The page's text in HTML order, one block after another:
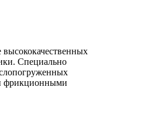
Специально
фрикционными